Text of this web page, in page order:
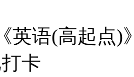
英语(高起点)
卡